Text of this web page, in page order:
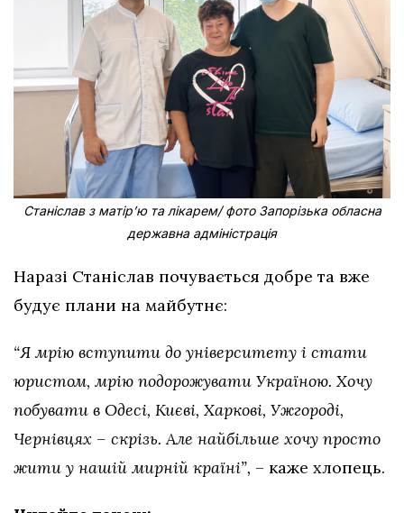
Станіслав з матірʼю та лікарем/ фото Запорізька обласна
державна адміністрація
Наразі Станіслав почувається добре та вже
будує плани на майбутнє:
“Я мрію вступити до університету і стати
юристом, мрію подорожувати Україною. Хочу
побувати в Одесі, Києві, Харкові, Ужгороді,
Чернівцях – скрізь. Але найбільше хочу просто
жити у нашій мирній країні”, – каже хлопець.